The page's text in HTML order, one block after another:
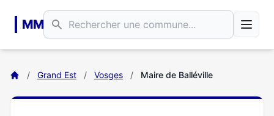
MM
/ Grand Est / Vosges / Maire de Balléville